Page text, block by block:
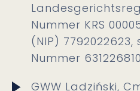
Nummer KRS
(NIP)
Nummer
GWW Ladziński,